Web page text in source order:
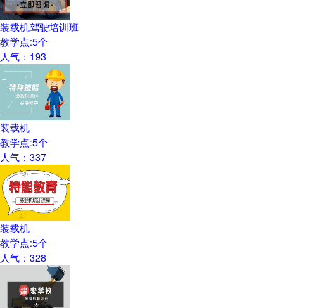
装载机驾驶培训班
教学点:5个
人气： 193
装载机
教学点:5个
人气： 337
装载机
教学点:5个
人气： 328